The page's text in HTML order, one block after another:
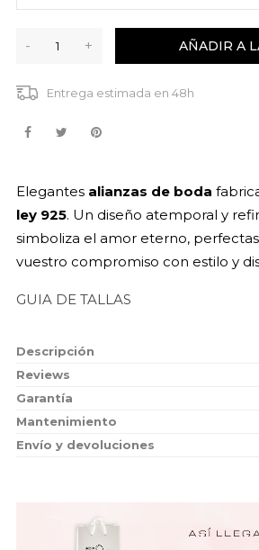
- + AÑADIR A
Entrega estimada en 48h
Elegantes alianzas de boda
ley 925. Un diseño atemporal y
simboliza el amor eterno,
vuestro compromiso con estilo y
GUIA DE TALLAS
Descripción
Reviews
Garantía
Mantenimiento
Envío y devoluciones